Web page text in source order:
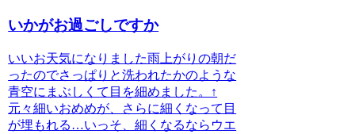
いかがお過ごしですか
いいお天気になりました雨上がりの朝だ
ったのでさっぱりと洗われたかのような
青空にまぶしくて目を細めました。↑
元々細いおめめが、さらに細くなって目
が埋もれる…いっそ、細くなるならウエ